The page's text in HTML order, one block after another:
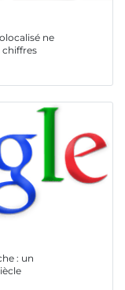
ne
chiffres
: un